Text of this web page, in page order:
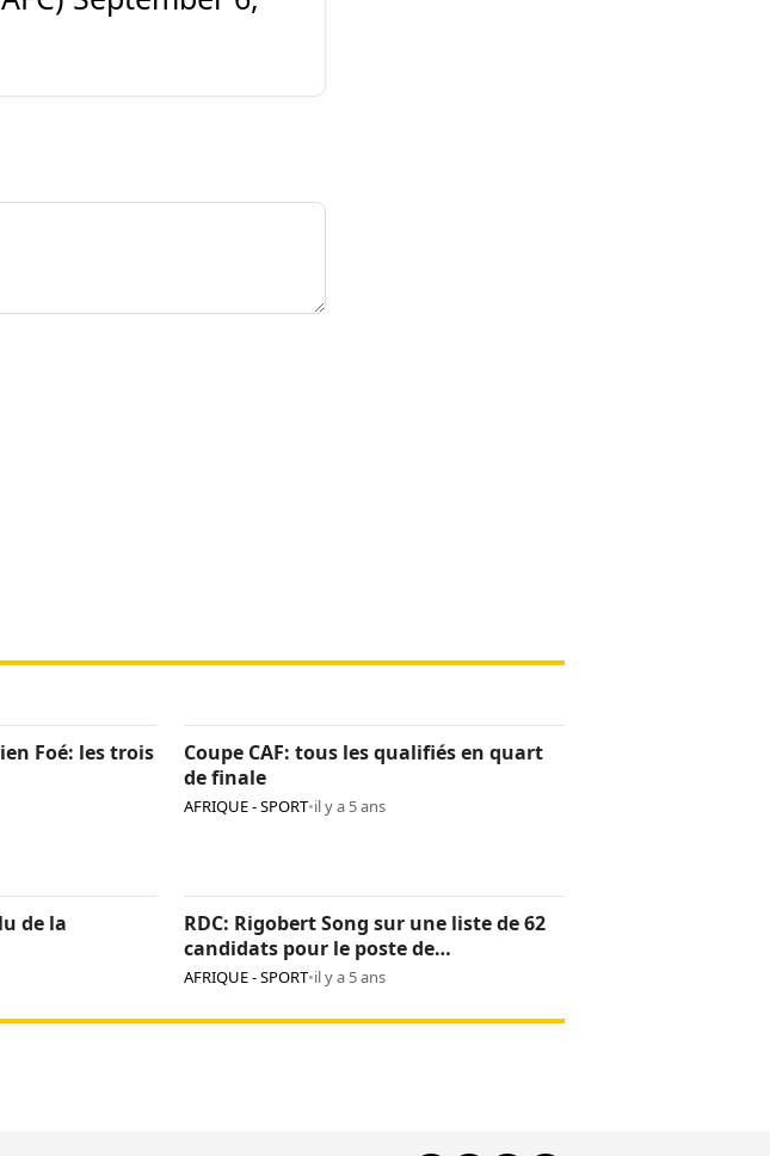
Foé: les trois
Coupe CAF: tous les qualifiés en quart
de finale
AFRIQUE - SPORT•il y a 5 ans
de la
RDC: Rigobert Song sur une liste de 62
candidats pour le poste de
sélectionneur des Léopards
AFRIQUE - SPORT•il y a 5 ans